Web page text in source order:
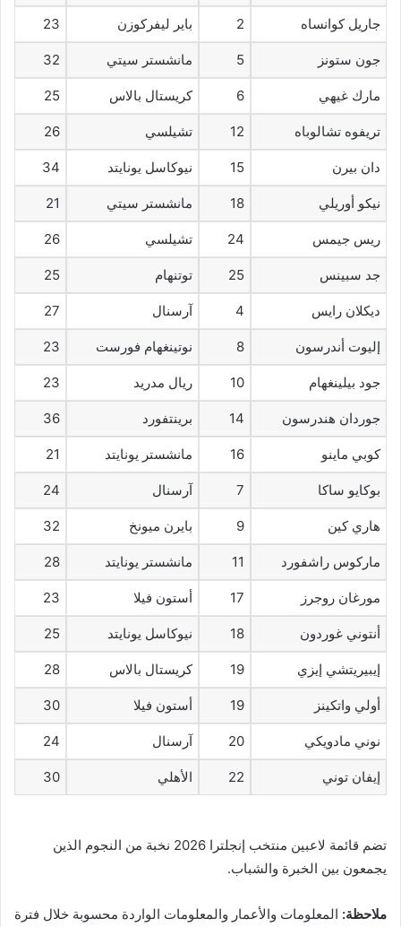
جاريل كوانساه 2 باير ليفركوزن 23
جون ستونز 5 مانشستر سيتي 32
مارك غيهي 6 كريستال بالاس 25
تريفوه تشالوباه 12 تشيلسي 26
دان بيرن 15 نيوكاسل يونايتد 34
نيكو أوريلي 18 مانشستر سيتي 21
ريس جيمس 24 تشيلسي 26
جد سبينس 25 توتنهام 25
ديكلان رايس 4 آرسنال 27
إليوت أندرسون 8 نوتينغهام فورست 23
جود بيلينغهام 10 ريال مدريد 23
جوردان هندرسون 14 برينتفورد 36
كوبي ماينو 16 مانشستر يونايتد 21
بوكايو ساكا 7 آرسنال 24
هاري كين 9 بايرن ميونخ 32
ماركوس راشفورد 11 مانشستر يونايتد 28
مورغان روجرز 17 أستون فيلا 23
أنتوني غوردون 18 نيوكاسل يونايتد 25
إيبيريتشي إيزي 19 كريستال بالاس 28
أولي واتكينز 19 أستون فيلا 30
نوني مادويكي 20 آرسنال 24
إيفان توني 22 الأهلي 30
تضم قائمة لاعبين منتخب إنجلترا 2026 نخبة من النجوم الذين
يجمعون بين الخبرة والشباب.
ملاحظة: المعلومات والأعمار والمعلومات الواردة محسوبة خلال فترة